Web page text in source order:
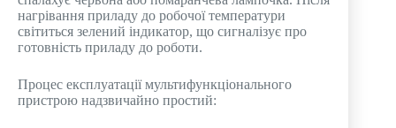
нагрівання приладу до робочої температури
світиться зелений індикатор, що сигналізує про
готовність приладу до роботи.
Процес експлуатації мультифункціонального
пристрою надзвичайно простий: